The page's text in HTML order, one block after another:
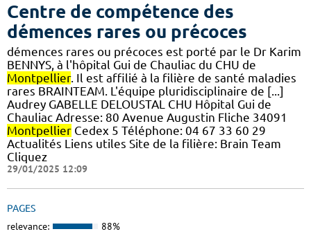
Centre de compétence des
démences rares ou précoces
démences rares ou précoces est porté par le Dr Karim
BENNYS, à l'hôpital Gui de Chauliac du CHU de
Montpellier. Il est affilié à la filière de santé maladies
rares BRAINTEAM. L'équipe pluridisciplinaire de [...]
Audrey GABELLE DELOUSTAL CHU Hôpital Gui de
Chauliac Adresse: 80 Avenue Augustin Fliche 34091
Montpellier Cedex 5 Téléphone: 04 67 33 60 29
Actualités Liens utiles Site de la filière: Brain Team
Cliquez
29/01/2025 12:09
PAGES
relevance: 88%